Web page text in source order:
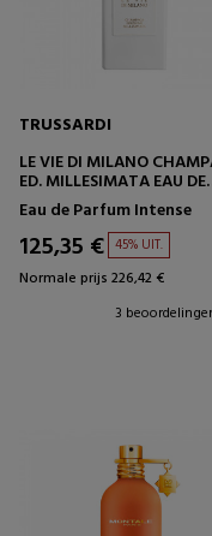
TRUSSARDI
LE VIE DI MILANO
ED. MILLESIMATA EAU DE
PARFUM INTENSE
Eau de Parfum Intense
125,35 € 45% UIT.
Normale prijs 226,42 €
3